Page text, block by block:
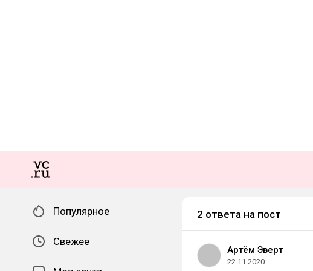
Популярное
Свежее
2 ответа на пост
Артём Эверт
22.11.2020